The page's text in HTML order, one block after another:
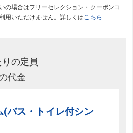
の場合はフリーセレクション・クーポンコ
用いただけません。詳しくは こちら
の定員
代金
(バス・トイレ付シン